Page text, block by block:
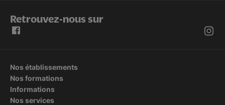
Retrouvez-nous sur
Nos établissements
Nos formations
Informations
Nos services